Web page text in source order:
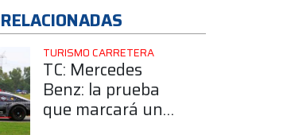
TURISMO CARRETERA
TC: Mercedes
Benz: la prueba
que marcará un